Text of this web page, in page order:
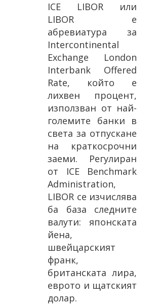
ICE LIBOR или
LIBOR е
абревиатура за
Intercontinental
Exchange London
Interbank Offered
Rate, който е
лихвен процент,
използван от най-
големите банки в
света за отпускане
на краткосрочни
заеми. Регулиран
от ICE Benchmark
Administration,
LIBOR се изчислява
ба база следните
валути: японската
йена,
швейцарският
франк,
британската лира,
еврото и щатският
долар.